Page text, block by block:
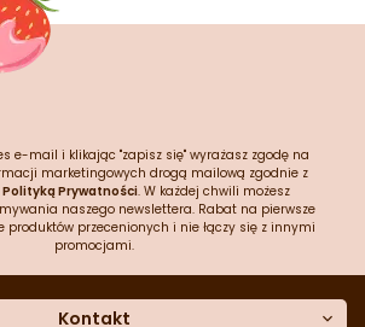
e-mail i klikając "zapisz się" wyrażasz zgodę na
marketingowych drogą mailową zgodnie z
Polityką Prywatności. W każdej chwili możesz
naszego newslettera. Rabat na pierwsze
produktów przecenionych i nie łączy się z innymi
promocjami.
Kontakt